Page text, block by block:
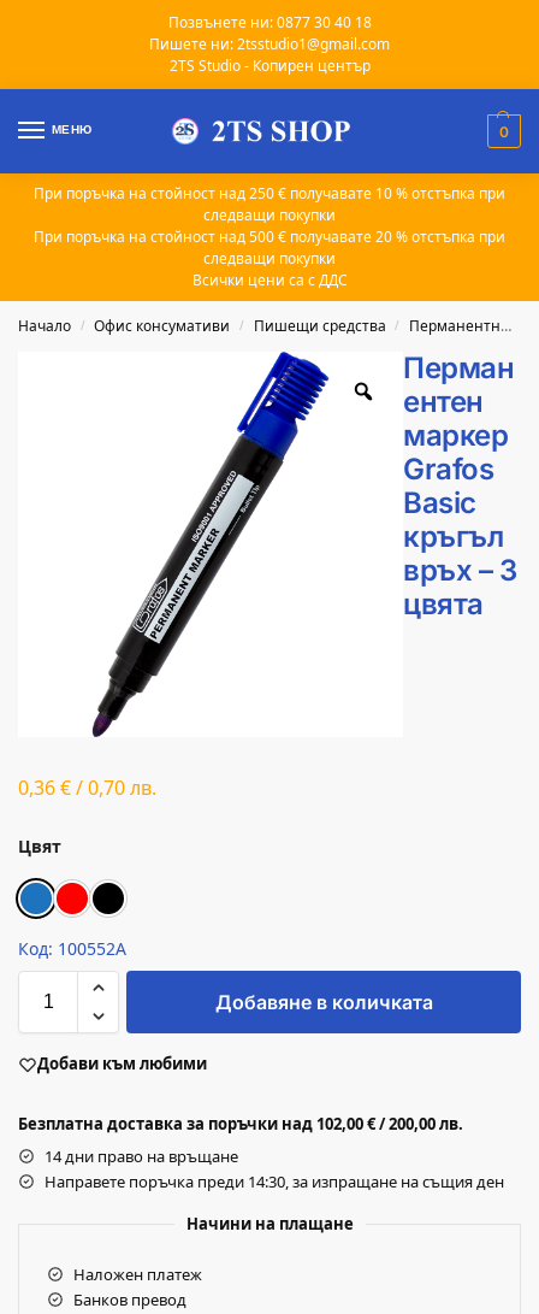
Позвънете ни: 0877 30 40 18
Пишете ни: 2tsstudio1@gmail.com
2TS Studio - Копирен център
МЕНЮ 0
При поръчка на стойност над 250 € получавате 10 % отстъпка при
следващи покупки
При поръчка на стойност над 500 € получавате 20 % отстъпка при
следващи покупки
Всички цени са с ДДС
Начало / Офис консумативи / Пишещи средства / Перманентни маркери
Перман
ентен
маркер
Grafos
Basic
кръгъл
връх – 3
цвята
0,36€/0,70лв.
Цвят
Код: 100552A
Добавяне в количката
Добави към любими
Безплатна доставка за поръчки над 102,00 € / 200,00 лв.
14 дни право на връщане
Направете поръчка преди 14:30, за изпращане на същия ден
Начини на плащане
Наложен платеж
Банков превод